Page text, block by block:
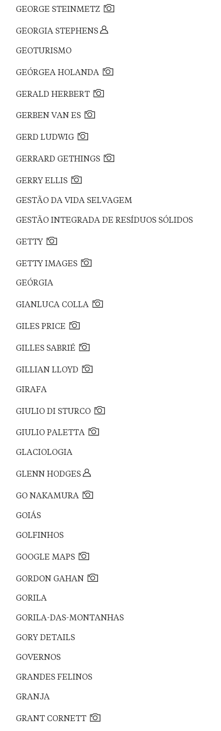
GEORGE STEINMETZ
GEORGIA STEPHENS
GEOTURISMO
GEÓRGEA HOLANDA
GERALD HERBERT
GERBEN VAN ES
GERD LUDWIG
GERRARD GETHINGS
GERRY ELLIS
GESTÃO DA VIDA SELVAGEM
GESTÃO INTEGRADA DE RESÍDUOS SÓLIDOS
GETTY
GETTY IMAGES
GEÓRGIA
GIANLUCA COLLA
GILES PRICE
GILLES SABRIÉ
GILLIAN LLOYD
GIRAFA
GIULIO DI STURCO
GIULIO PALETTA
GLACIOLOGIA
GLENN HODGES
GO NAKAMURA
GOIÁS
GOLFINHOS
GOOGLE MAPS
GORDON GAHAN
GORILA
GORILA-DAS-MONTANHAS
GORY DETAILS
GOVERNOS
GRANDES FELINOS
GRANJA
GRANT CORNETT